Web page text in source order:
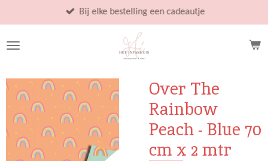
direct
naar
Bij elke bestelling een cadeautje
Over The
Rainbow
Peach - Blue 70
cm x 2 mtr